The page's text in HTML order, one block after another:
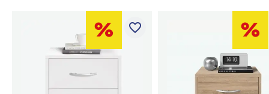
favorite_border